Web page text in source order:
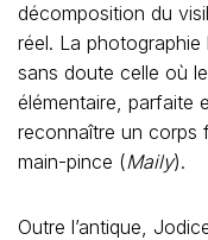
décomposition du
réel. La
sans doute celle où
élémentaire, parfaite
reconnaître un corps
main-pince (Maily).
Outre l’antique,